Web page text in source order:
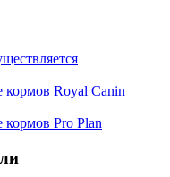
Royal Canin
Pro Plan